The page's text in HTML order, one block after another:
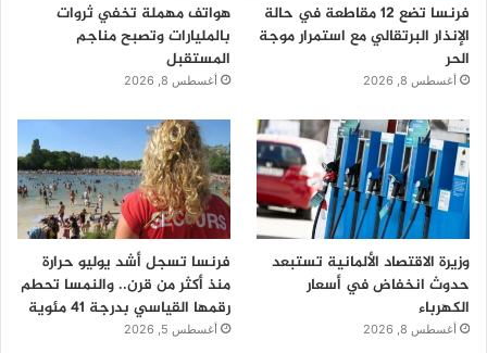
فرنسا تضع 12 مقاطعة في حالة
الإنذار البرتقالي مع استمرار موجة
الحر
أغسطس 8, 2026
هواتف مهملة تخفي ثروات
بالمليارات وتصبح مناجم
المستقبل
أغسطس 8, 2026
وزيرة الاقتصاد الألمانية تستبعد
حدوث انخفاض في أسعار
الكهرباء
أغسطس 8, 2026
فرنسا تسجل أشد يوليو حرارة
منذ أكثر من قرن.. والنمسا تحطم
رقمها القياسي بدرجة 41 مئوية
أغسطس 5, 2026